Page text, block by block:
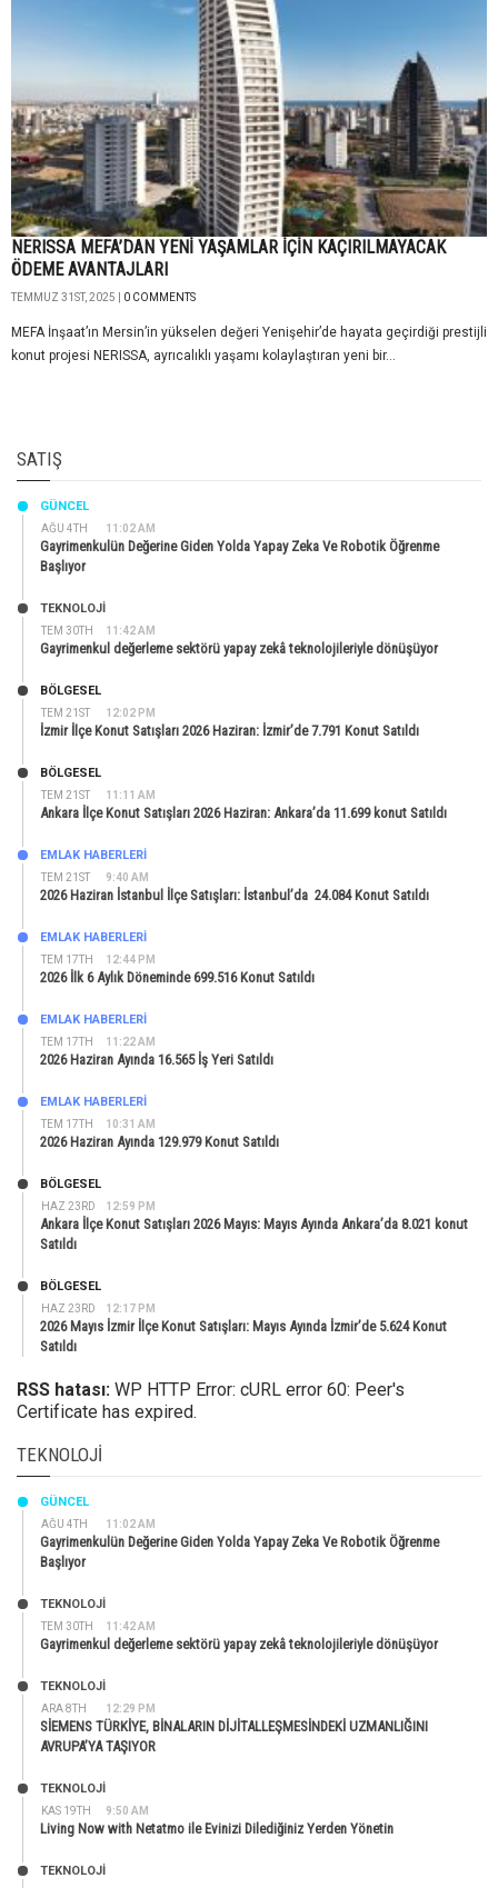
NERISSA MEFA’DAN YENİ YAŞAMLAR İÇİN KAÇIRILMAYACAK
ÖDEME AVANTAJLARI
TEMMUZ 31ST, 2025 | 0 COMMENTS
MEFA İnşaat’ın Mersin’in yükselen değeri Yenişehir’de hayata geçirdiği prestijli
konut projesi NERISSA, ayrıcalıklı yaşamı kolaylaştıran yeni bir...
SATIŞ
AĞU 4TH 11:02 AM
GÜNCEL
Gayrimenkulün Değerine Giden Yolda Yapay Zeka Ve Robotik Öğrenme
Başlıyor
TEM 30TH 11:42 AM
TEKNOLOJİ
Gayrimenkul değerleme sektörü yapay zekâ teknolojileriyle dönüşüyor
TEM 21ST 12:02 PM
BÖLGESEL
İzmir İlçe Konut Satışları 2026 Haziran: İzmir’de 7.791 Konut Satıldı
TEM 21ST 11:11 AM
BÖLGESEL
Ankara İlçe Konut Satışları 2026 Haziran: Ankara’da 11.699 konut Satıldı
TEM 21ST 9:40 AM
EMLAK HABERLERI
2026 Haziran İstanbul İlçe Satışları: İstanbul’da 24.084 Konut Satıldı
TEM 17TH 12:44 PM
EMLAK HABERLERI
2026 İlk 6 Aylık Döneminde 699.516 Konut Satıldı
TEM 17TH 11:22 AM
EMLAK HABERLERI
2026 Haziran Ayında 16.565 İş Yeri Satıldı
TEM 17TH 10:31 AM
EMLAK HABERLERI
2026 Haziran Ayında 129.979 Konut Satıldı
HAZ 23RD 12:59 PM
BÖLGESEL
Ankara İlçe Konut Satışları 2026 Mayıs: Mayıs Ayında Ankara’da 8.021 konut
Satıldı
HAZ 23RD 12:17 PM
BÖLGESEL
2026 Mayıs İzmir İlçe Konut Satışları: Mayıs Ayında İzmir’de 5.624 Konut
Satıldı
RSS hatası: WP HTTP Error: cURL error 60: Peer's
Certificate has expired.
TEKNOLOJI
AĞU 4TH 11:02 AM
GÜNCEL
Gayrimenkulün Değerine Giden Yolda Yapay Zeka Ve Robotik Öğrenme
Başlıyor
TEM 30TH 11:42 AM
TEKNOLOJİ
Gayrimenkul değerleme sektörü yapay zekâ teknolojileriyle dönüşüyor
ARA 8TH 12:29 PM
TEKNOLOJİ
SİEMENS TÜRKİYE, BİNALARIN DİJİTALLEŞMESİNDEKİ UZMANLIĞINI
AVRUPA’YA TAŞIYOR
KAS 19TH 9:50 AM
TEKNOLOJİ
Living Now with Netatmo ile Evinizi Dilediğiniz Yerden Yönetin
TEKNOLOJİ